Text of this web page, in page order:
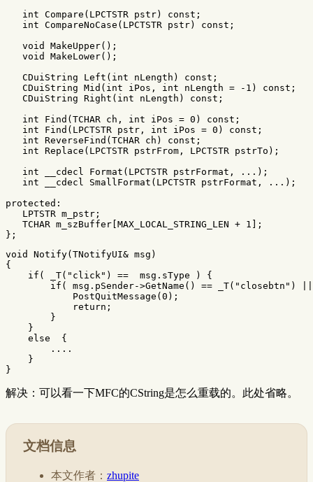
int Compare ( LPCTSTR pstr) const ;
int CompareNoCase ( LPCTSTR pstr) const ;
void
MakeUpper();
void
MakeLower();
CDuiString
Left ( int nLength ) const ;
CDuiString Mid ( int iPos , int nLength = - 1 ) const ;
CDuiString Right ( int nLength ) const ;
int
Find ( TCHAR ch , int iPos = 0 ) const ;
int
Find ( LPCTSTR pstr , int iPos = 0 ) const ;
int ReverseFind ( TCHAR ch ) const ;
int Replace ( LPCTSTR pstrFrom , LPCTSTR pstrTo );
int
__cdecl Format ( LPCTSTR pstrFormat ,
...);
int
__cdecl SmallFormat ( LPCTSTR pstrFormat ,
...);
protected:
LPTSTR m_pstr ;
TCHAR m_szBuffer MAX_LOCAL_STRING_LEN + 1 ];
};
void
Notify( TNotifyUI& msg )
{
if ( _T( "click" ) == msg . sType )
{
if ( msg . pSender->GetName () == _T( "closebtn" )
PostQuitMessage ( 0 );
return ;
}
}
else
{
....
}
}
解决：可以看一下MFC的CString是怎么重载的。此处省略。
文档信息
本文作者： zhupite